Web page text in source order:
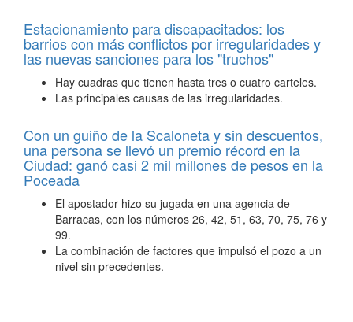
Estacionamiento para discapacitados: los
barrios con más conflictos por irregularidades y
las nuevas sanciones para los "truchos"
Hay cuadras que tienen hasta tres o cuatro carteles.
Las principales causas de las irregularidades.
Con un guiño de la Scaloneta y sin descuentos,
una persona se llevó un premio récord en la
Ciudad: ganó casi 2 mil millones de pesos en la
Poceada
El apostador hizo su jugada en una agencia de
Barracas, con los números 26, 42, 51, 63, 70, 75, 76 y
99.
La combinación de factores que impulsó el pozo a un
nivel sin precedentes.